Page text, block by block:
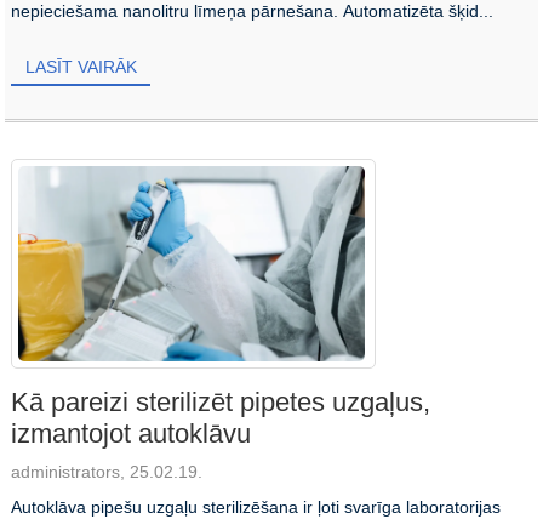
nepieciešama nanolitru līmeņa pārnešana. Automatizēta šķid...
LASĪT VAIRĀK
Kā pareizi sterilizēt pipetes uzgaļus,
izmantojot autoklāvu
administrators, 25.02.19.
Autoklāva pipešu uzgaļu sterilizēšana ir ļoti svarīga laboratorijas